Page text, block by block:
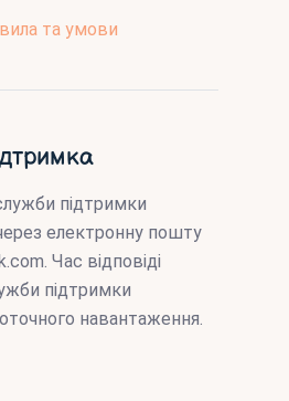
та умови
підтримки
електронну пошту
. Час відповіді
підтримки
навантаження.